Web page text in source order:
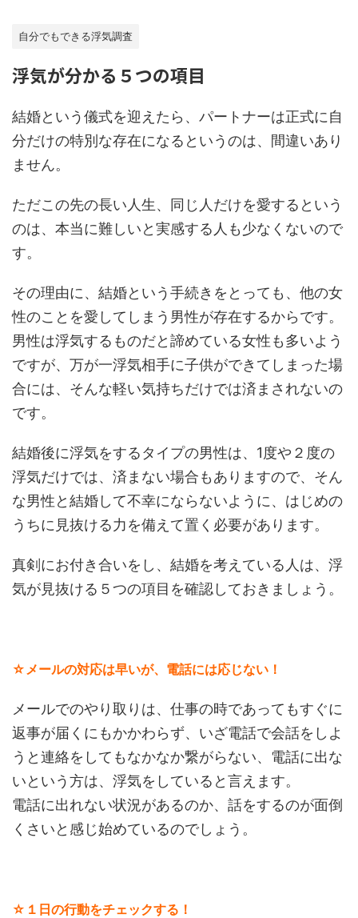
自分でもできる浮気調査
浮気が分かる５つの項目
結婚という儀式を迎えたら、パートナーは正式に自
分だけの特別な存在になるというのは、間違いあり
ません。
ただこの先の長い人生、同じ人だけを愛するという
のは、本当に難しいと実感する人も少なくないので
す。
その理由に、結婚という手続きをとっても、他の女
性のことを愛してしまう男性が存在するからです。
男性は浮気するものだと諦めている女性も多いよう
ですが、万が一浮気相手に子供ができてしまった場
合には、そんな軽い気持ちだけでは済まされないの
です。
結婚後に浮気をするタイプの男性は、1度や２度の
浮気だけでは、済まない場合もありますので、そん
な男性と結婚して不幸にならないように、はじめの
うちに見抜ける力を備えて置く必要があります。
真剣にお付き合いをし、結婚を考えている人は、浮
気が見抜ける５つの項目を確認しておきましょう。
☆メールの対応は早いが、電話には応じない！
メールでのやり取りは、仕事の時であってもすぐに
返事が届くにもかかわらず、いざ電話で会話をしよ
うと連絡をしてもなかなか繋がらない、電話に出な
いという方は、浮気をしていると言えます。
電話に出れない状況があるのか、話をするのが面倒
くさいと感じ始めているのでしょう。
☆１日の行動をチェックする！